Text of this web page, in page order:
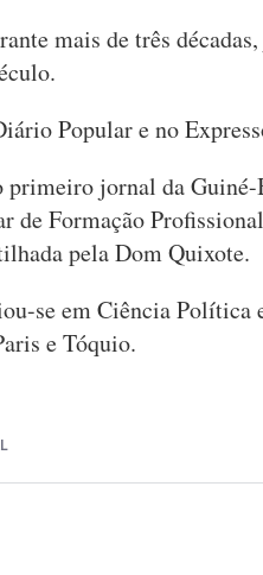
mais de três
Popular e no
primeiro jornal da
de Formação
pela Dom Quixote.
se em Ciência Política
e Tóquio.